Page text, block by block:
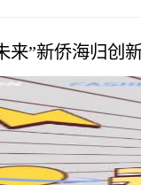
来”新侨海归创